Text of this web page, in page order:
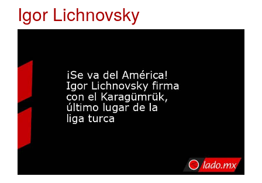
Igor Lichnovsky